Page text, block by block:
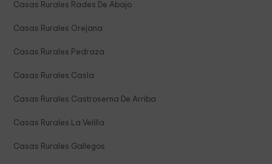
Casas Rurales Rades De Abajo
Casas Rurales Orejana
Casas Rurales Pedraza
Casas Rurales Casla
Casas Rurales Castroserna De Arriba
Casas Rurales La Velilla
Casas Rurales Gallegos